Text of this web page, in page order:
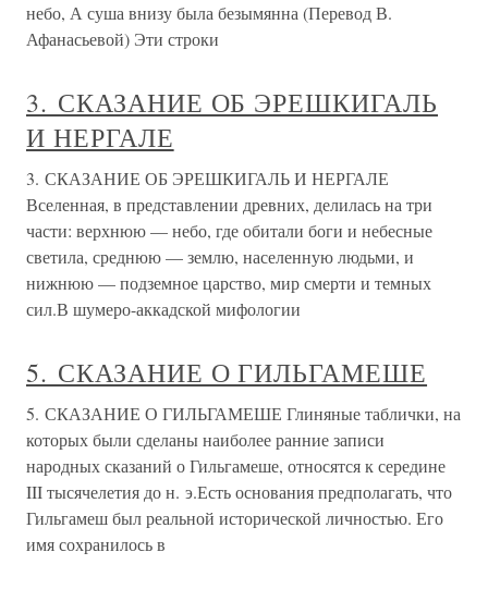
небо, А суша внизу была безымянна (Перевод В.
Афанасьевой) Эти строки
3. СКАЗАНИЕ ОБ ЭРЕШКИГАЛЬ
И НЕРГАЛЕ
3. СКАЗАНИЕ ОБ ЭРЕШКИГАЛЬ И НЕРГАЛЕ
Вселенная, в представлении древних, делилась на три
части: верхнюю — небо, где обитали боги и небесные
светила, среднюю — землю, населенную людьми, и
нижнюю — подземное царство, мир смерти и темных
сил.В шумеро-аккадской мифологии
5. СКАЗАНИЕ О ГИЛЬГАМЕШЕ
5. СКАЗАНИЕ О ГИЛЬГАМЕШЕ Глиняные таблички, на
которых были сделаны наиболее ранние записи
народных сказаний о Гильгамеше, относятся к середине
III тысячелетия до н. э.Есть основания предполагать, что
Гильгамеш был реальной исторической личностью. Его
имя сохранилось в